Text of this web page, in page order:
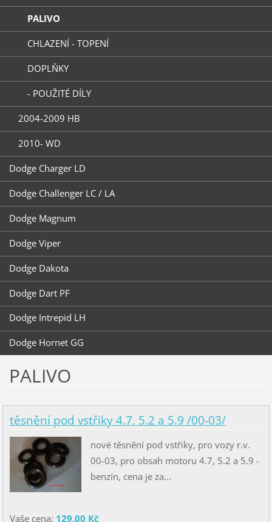
PALIVO
CHLAZENÍ - TOPENÍ
DOPLŇKY
- POUŽITÉ DÍLY
2004-2009 HB
2010- WD
Dodge Charger LD
Dodge Challenger LC / LA
Dodge Magnum
Dodge Viper
Dodge Dakota
Dodge Dart PF
Dodge Intrepid LH
Dodge Hornet GG
PALIVO
těsnění pod vstřiky 4.7, 5.2 a 5.9 /00-03/
nové těsnění pod vstřiky, pro vozy r.v.
00-03, pro obsah motoru 4.7, 5.2 a 5.9 -
benzín, cena je za...
Vaše cena: 129,00 Kč